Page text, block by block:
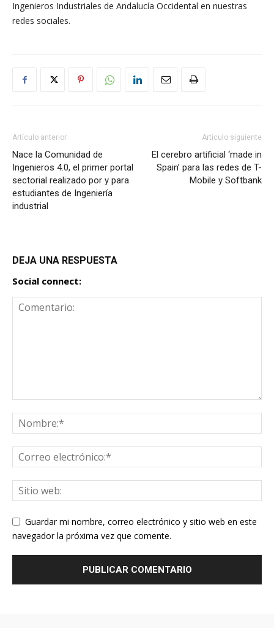
Ingenieros Industriales de Andalucía Occidental en nuestras
redes sociales.
Artículo anterior
Nace la Comunidad de
Ingenieros 4.0, el primer portal
sectorial realizado por y para
estudiantes de Ingeniería
industrial
Artículo siguiente
El cerebro artificial ‘made in
Spain’ para las redes de T-
Mobile y Softbank
DEJA UNA RESPUESTA
Social connect:
Guardar mi nombre, correo electrónico y sitio web en este
navegador la próxima vez que comente.